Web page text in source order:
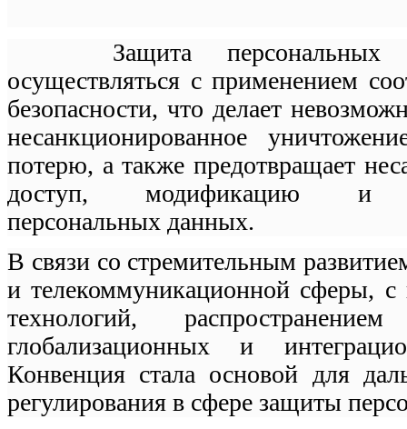
Защита персональных
осуществляться с применением
безопасности, что делает
несанкционированное
потерю, а также предотвращает
доступ, модификацию и
персональных данных.
В связи со стремительным
и телекоммуникационной сферы, с
технологий,
глобализационных и
Конвенция стала основой для
регулирования в сфере защиты